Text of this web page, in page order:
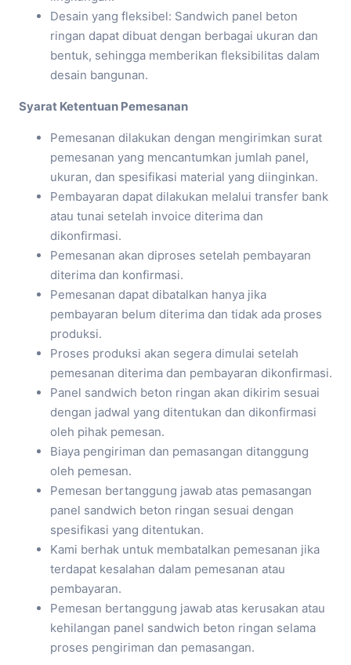
Desain yang fleksibel: Sandwich panel beton
ringan dapat dibuat dengan berbagai ukuran dan
bentuk, sehingga memberikan fleksibilitas dalam
desain bangunan.
Syarat Ketentuan Pemesanan
Pemesanan dilakukan dengan mengirimkan surat
pemesanan yang mencantumkan jumlah panel,
ukuran, dan spesifikasi material yang diinginkan.
Pembayaran dapat dilakukan melalui transfer bank
atau tunai setelah invoice diterima dan
dikonfirmasi.
Pemesanan akan diproses setelah pembayaran
diterima dan konfirmasi.
Pemesanan dapat dibatalkan hanya jika
pembayaran belum diterima dan tidak ada proses
produksi.
Proses produksi akan segera dimulai setelah
pemesanan diterima dan pembayaran dikonfirmasi.
Panel sandwich beton ringan akan dikirim sesuai
dengan jadwal yang ditentukan dan dikonfirmasi
oleh pihak pemesan.
Biaya pengiriman dan pemasangan ditanggung
oleh pemesan.
Pemesan bertanggung jawab atas pemasangan
panel sandwich beton ringan sesuai dengan
spesifikasi yang ditentukan.
Kami berhak untuk membatalkan pemesanan jika
terdapat kesalahan dalam pemesanan atau
pembayaran.
Pemesan bertanggung jawab atas kerusakan atau
kehilangan panel sandwich beton ringan selama
proses pengiriman dan pemasangan.